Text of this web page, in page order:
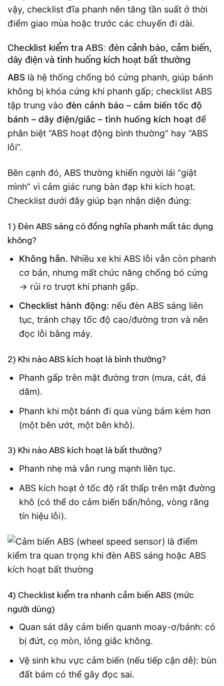
vậy, checklist đĩa phanh nên tăng tần suất ở thời
điểm giao mùa hoặc trước các chuyến đi dài.
Checklist kiểm tra ABS: đèn cảnh báo, cảm biến,
dây điện và tình huống kích hoạt bất thường
ABS là hệ thống chống bó cứng phanh, giúp bánh
không bị khóa cứng khi phanh gấp; checklist ABS
tập trung vào đèn cảnh báo – cảm biến tốc độ
bánh – dây điện/giắc – tình huống kích hoạt để
phân biệt “ABS hoạt động bình thường” hay “ABS
lỗi”.
Bên cạnh đó, ABS thường khiến người lái “giật
mình” vì cảm giác rung bàn đạp khi kích hoạt.
Checklist dưới đây giúp bạn nhận diện đúng:
1) Đèn ABS sáng có đồng nghĩa phanh mất tác dụng
không?
Không hẳn. Nhiều xe khi ABS lỗi vẫn còn phanh
cơ bản, nhưng mất chức năng chống bó cứng
→ rủi ro trượt khi phanh gấp.
Checklist hành động: nếu đèn ABS sáng liên
tục, tránh chạy tốc độ cao/đường trơn và nên
đọc lỗi bằng máy.
2) Khi nào ABS kích hoạt là bình thường?
Phanh gấp trên mặt đường trơn (mưa, cát, đá
dăm).
Phanh khi một bánh đi qua vùng bám kém hơn
(một bên ướt, một bên khô).
3) Khi nào ABS kích hoạt là bất thường?
Phanh nhẹ mà vẫn rung mạnh liên tục.
ABS kích hoạt ở tốc độ rất thấp trên mặt đường
khô (có thể do cảm biến bẩn/hỏng, vòng răng
tín hiệu lỗi).
4) Checklist kiểm tra nhanh cảm biến ABS (mức
người dùng)
Quan sát dây cảm biến quanh moay-ơ/bánh: có
bị đứt, cọ mòn, lỏng giắc không.
Vệ sinh khu vực cảm biến (nếu tiếp cận dễ): bùn
đất bám có thể gây đọc sai.